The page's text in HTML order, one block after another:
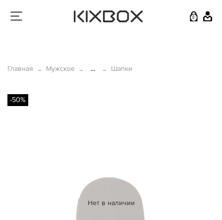
0
Главная Мужское ... Шапки
Нет в наличии
-50%